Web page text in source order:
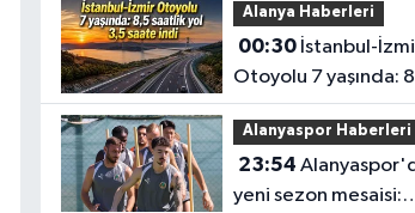
Özel Tuğgeneralliğe
terfi etti
Alanya Haberleri
00:30
Otoyolu 7 yaşında:
saatlik yol 3,5 saate
indi
Alanyaspor Haberleri
23:54 Alanyaspor'da
yeni sezon mesaisi: